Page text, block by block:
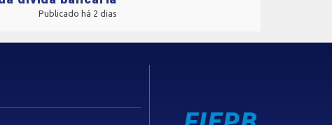
Publicado há 2 dias